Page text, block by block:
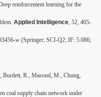
reinforcement learning for the
Applied Intelligence , 52, 405-
w (Springer; SCI-Q2; IF: 5.086;
R., Masoud, M., Chung,
coal supply chain network under